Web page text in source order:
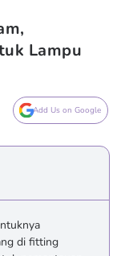
Lampu
Add Us on Google
di fitting